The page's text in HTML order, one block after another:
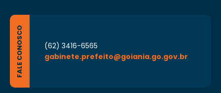
FALE CONOSCO
(62) 3416-6565
gabinete.prefeito@goiania.go.gov.br